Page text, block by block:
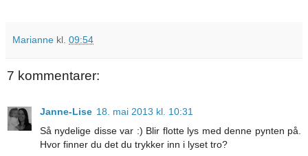
Marianne kl. 09:54
7 kommentarer:
Janne-Lise 18. mai 2013 kl. 10:31
Så nydelige disse var :) Blir flotte lys med denne pynten på.
Hvor finner du det du trykker inn i lyset tro?